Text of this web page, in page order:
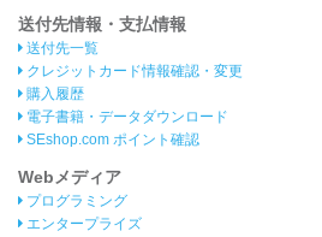
送付先情報・支払情報
送付先一覧
クレジットカード情報確認・変更
購入履歴
電子書籍・データダウンロード
SEshop.com ポイント確認
Webメディア
プログラミング
エンタープライズ